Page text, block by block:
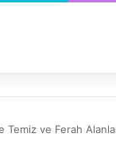
Temiz ve Ferah